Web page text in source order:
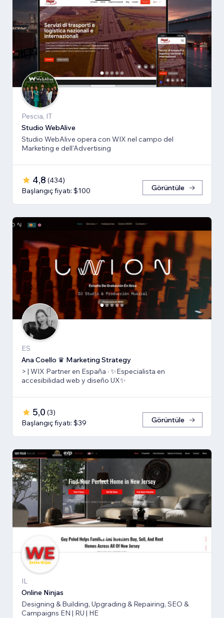
Pescia, IT
Studio WebAlive
Studio WebAlive opera con WIX nel campo del
Marketing e dell'Advertising
4,8 (434)
Başlangıç fiyatı: $100
Görüntüle
ES
Ana Coello ♛ Marketing Strategy
> | WIX Partner en España · ✨Especialista en
accesibilidad web y diseño UX✨
5,0 (3)
Başlangıç fiyatı: $39
Görüntüle
IL
Online Ninjas
Designing & Building, Upgrading & Repairing, SEO &
Campaigns EN | RU | HE